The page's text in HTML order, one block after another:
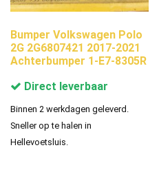
Bumper Volkswagen Polo
2G 2G6807421 2017-2021
Achterbumper 1-E7-8305R
Direct leverbaar
Binnen 2 werkdagen geleverd.
Sneller op te halen in
Hellevoetsluis.